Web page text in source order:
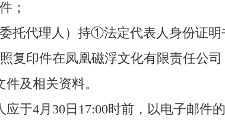
；
托代理人）持①法定代表人身份证
复印件在凤凰磁浮文化有限责任公司
及相关资料。
于4月30日17:00时前，以电子邮件